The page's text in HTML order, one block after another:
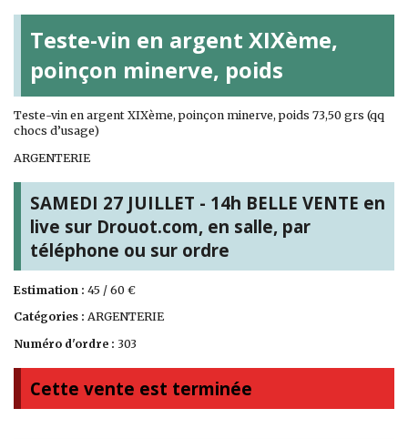
Teste-vin en argent XIXème,
poinçon minerve, poids
Teste-vin en argent XIXème, poinçon minerve, poids 73,50 grs (qq
chocs d’usage)
ARGENTERIE
SAMEDI 27 JUILLET - 14h BELLE VENTE en
live sur Drouot.com, en salle, par
téléphone ou sur ordre
Estimation : 45 / 60 €
Catégories : ARGENTERIE
Numéro d'ordre : 303
Cette vente est terminée